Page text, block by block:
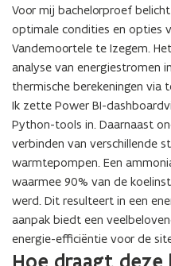
Voor mij bachelorproef
optimale condities en opties
Vandemoortele te Izegem.
analyse van energiestromen
thermische berekeningen
Ik zette Power BI-
Python-tools in. Daarnaast
verbinden van verschillende
warmtepompen. Een
waarmee 90% van de
werd. Dit resulteert in een
aanpak biedt een
energie-efficiëntie voor de